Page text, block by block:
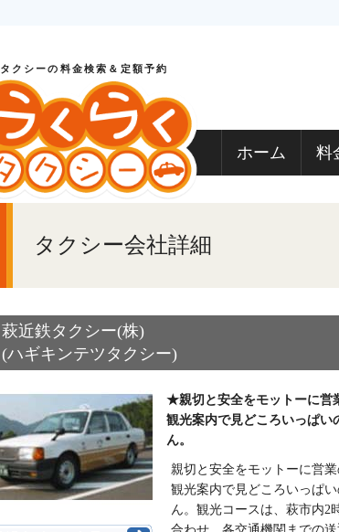
タクシーの料金検索＆定額予約
ホーム 料
タクシー会社詳細
萩近鉄タクシー(株)
(ハギキンテツタクシー)
★親切と安全をモットーに営
観光案内で見どころいっぱい
ん。
親切と安全をモットーに営
観光案内で見どころいっぱ
ん。観光コースは、萩市内2